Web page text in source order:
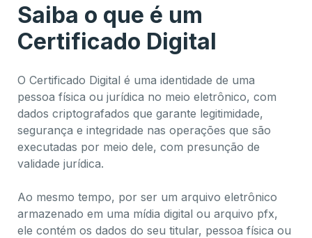
Saiba o que é um
Certificado Digital
O Certificado Digital é uma identidade de uma
pessoa física ou jurídica no meio eletrônico, com
dados criptografados que garante legitimidade,
segurança e integridade nas operações que são
executadas por meio dele, com presunção de
validade jurídica.
Ao mesmo tempo, por ser um arquivo eletrônico
armazenado em uma mídia digital ou arquivo pfx,
ele contém os dados do seu titular, pessoa física ou